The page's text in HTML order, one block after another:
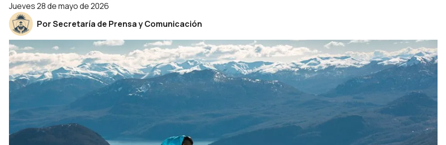
jueves 28 de mayo de 2026
Por Secretaría de Prensa y Comunicación